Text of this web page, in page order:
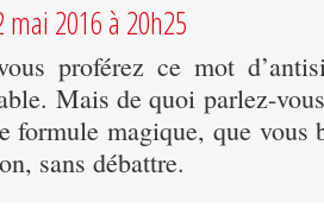
mai 2016 à 20h25
proférez ce mot
Mais de quoi parlez-
formule magique, que vous
sans débattre.